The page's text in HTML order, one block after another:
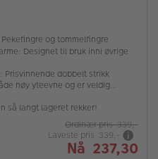
og tommelfingre
Designet til bruk inni øvrige
Prisvinnende dobbelt strikk
høy yteevne og er veldig
så langt lageret rekker!
Ordinær pris 339,-
Laveste pris 339,-
Nå 237,30